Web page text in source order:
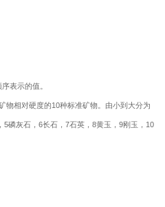
表示的值。
物相对硬度的10种标准矿物。由小到大分为
5磷灰石，6长石，7石英，8黄玉，9刚玉，10